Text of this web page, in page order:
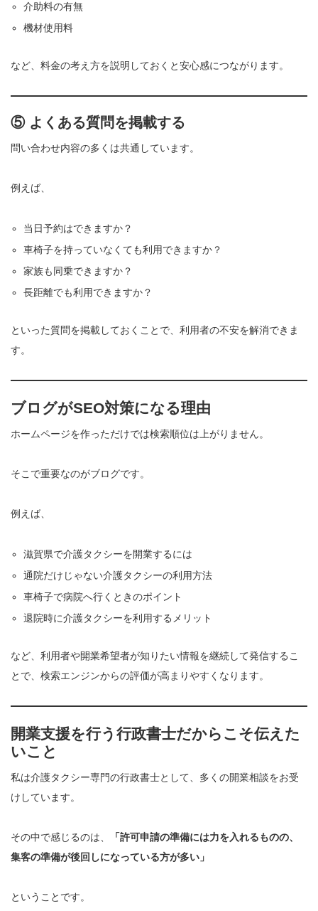
介助料の有無
機材使用料
など、料金の考え方を説明しておくと安心感につながります。
⑤ よくある質問を掲載する
問い合わせ内容の多くは共通しています。
例えば、
当日予約はできますか？
車椅子を持っていなくても利用できますか？
家族も同乗できますか？
長距離でも利用できますか？
といった質問を掲載しておくことで、利用者の不安を解消できま
す。
ブログがSEO対策になる理由
ホームページを作っただけでは検索順位は上がりません。
そこで重要なのがブログです。
例えば、
滋賀県で介護タクシーを開業するには
通院だけじゃない介護タクシーの利用方法
車椅子で病院へ行くときのポイント
退院時に介護タクシーを利用するメリット
など、利用者や開業希望者が知りたい情報を継続して発信するこ
とで、検索エンジンからの評価が高まりやすくなります。
開業支援を行う行政書士だからこそ伝えた
いこと
私は介護タクシー専門の行政書士として、多くの開業相談をお受
けしています。
その中で感じるのは、
「許可申請の準備には力を入れるものの、
集客の準備が後回しになっている方が多い」
ということです。